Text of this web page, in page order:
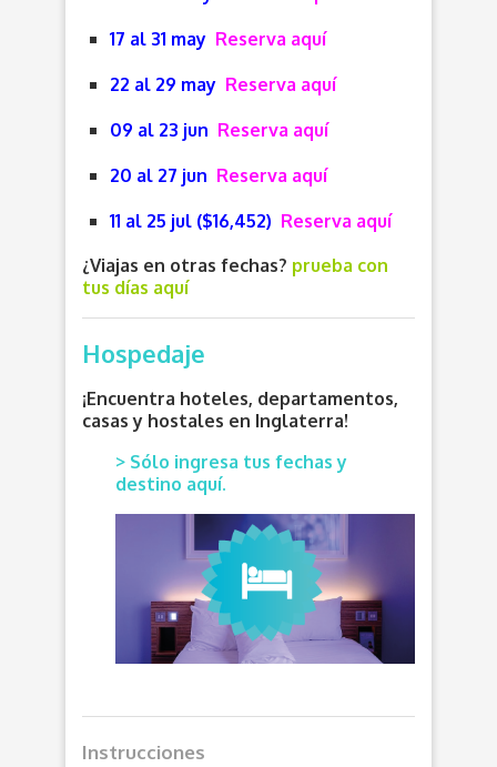
17 al 31 may Reserva aquí
22 al 29 may Reserva aquí
09 al 23 jun Reserva aquí
20 al 27 jun Reserva aquí
11 al 25 jul ($16,452) Reserva aquí
¿Viajas en otras fechas? prueba con
tus días aquí
Hospedaje
¡Encuentra hoteles, departamentos,
casas y hostales en Inglaterra!
> Sólo ingresa tus fechas y
destino aquí.
Instrucciones